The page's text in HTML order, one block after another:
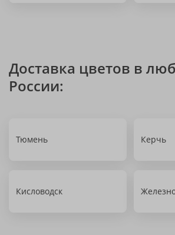
Доставка цветов в
России:
Тюмень Керчь
Кисловодск